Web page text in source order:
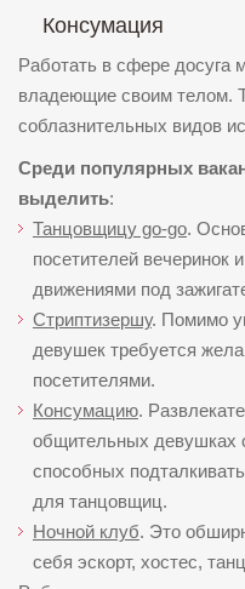
Консумация
Работать в сфере досуга
владеющие своим телом.
соблазнительных видов
Среди популярных
выделить:
Танцовщицу go-go.
посетителей вечеринок
движениями под
Стриптизершу. Помимо
девушек требуется
посетителями.
Консумацию.
общительных девушках
способных
для танцовщиц.
Ночной клуб. Это
себя эскорт, хостес,